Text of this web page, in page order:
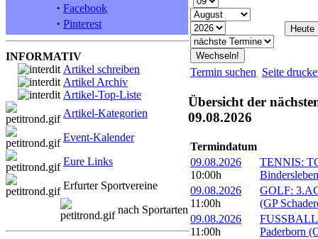
· Facebook
· Pinterest
INFORMATIV
Artikel schreiben
Artikel Archiv
Artikel-Top-Liste
Artikel-Kategorien
Event-Kalender
Eure Links
Erfurter Sportvereine
nach Sportarten
Termin suchen Seite
Übersicht der
09.08.2026
Termindatum
09.08.2026
10:00h
TENNIS:
09.08.2026
11:00h
GOLF:
(GP
09.08.2026
11:00h
Paderborn